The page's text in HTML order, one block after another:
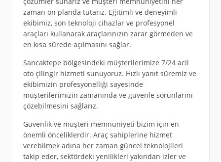
zaman ön planda tutarız. Eğitimli ve deneyimli
ekibimiz, son teknoloji cihazlar ve profesyonel
araçları kullanarak araçlarınızın zarar görmeden ve
en kısa sürede açılmasını sağlar.
Sancaktepe bölgesindeki müşterilerimize 7/24 acil
oto çilingir hizmeti sunuyoruz. Hızlı yanıt süremiz ve
ekibimizin profesyonelliği sayesinde
müşterilerimizin zamanında ve güvenle sorunlarını
çözebilmesini sağlarız.
Güvenlik ve müşteri memnuniyeti bizim için en
önemli önceliklerdir. Araç sahiplerine hizmet
verebilmek adına her zaman güncel teknolojileri
takip eder, sektördeki yenilikleri yakından izler ve